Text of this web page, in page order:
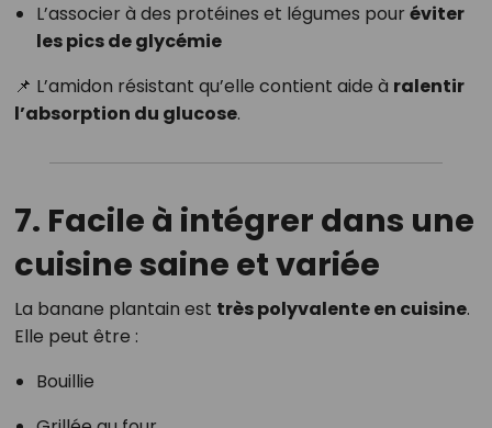
L’associer à des protéines et légumes pour éviter
les pics de glycémie
📌 L’amidon résistant qu’elle contient aide à ralentir
l’absorption du glucose.
7. Facile à intégrer dans une
cuisine saine et variée
La banane plantain est très polyvalente en cuisine.
Elle peut être :
Bouillie